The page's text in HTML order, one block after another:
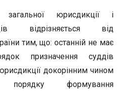
юрисдикції і
відрізняється від
тим, що: останній не має
призначення суддів
докорінним чином
порядку формування